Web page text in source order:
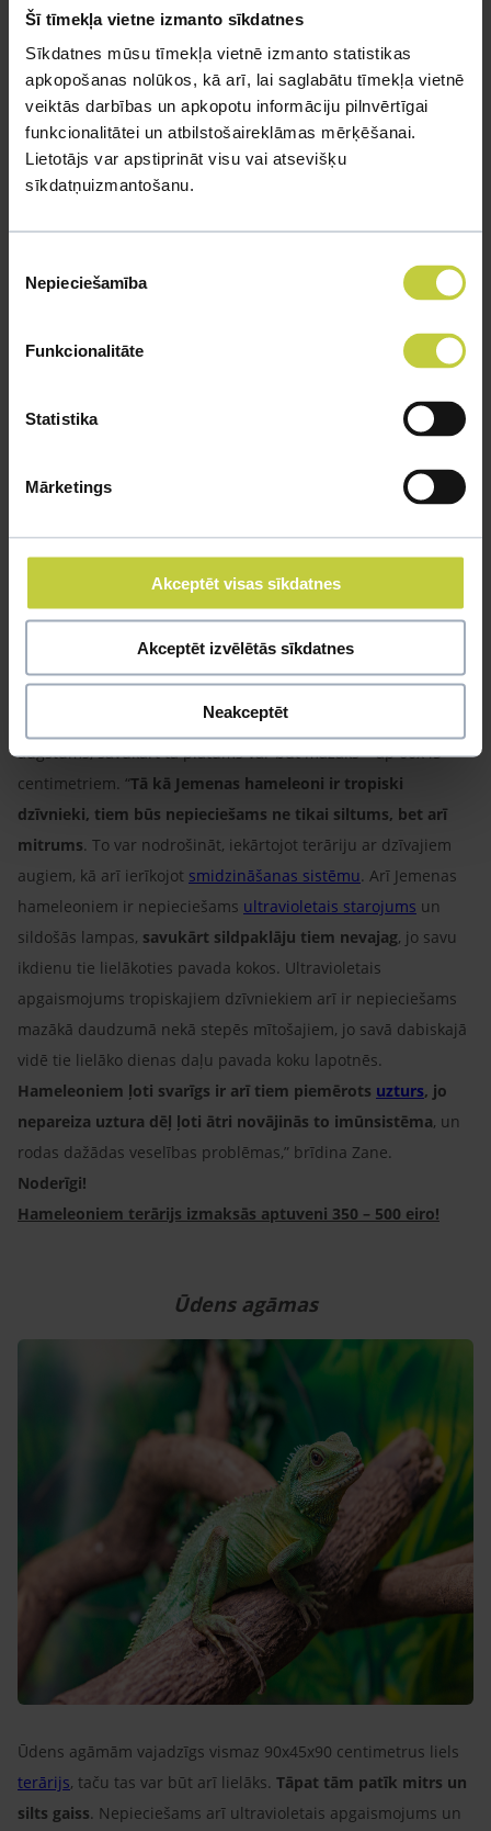
Šī tīmekļa vietne izmanto sīkdatnes
Sīkdatnes mūsu tīmekļa vietnē izmanto statistikas
apkopošanas nolūkos, kā arī, lai saglabātu tīmekļa vietnē
veiktās darbības un apkopotu informāciju pilnvērtīgai
funkcionalitātei un atbilstošaireklāmas mērķēšanai.
Lietotājs var apstiprināt visu vai atsevišķu
sīkdatņuizmantošanu.
izvēle
Nepieciešamība
Funkcionalitāte
Statistika
Mārketings
Akceptēt visas sīkdatnes
Akceptēt izvēlētās sīkdatnes
Neakceptēt
TROPISKIE DZĪVNIEKI
Jemenas hameleons
turēt mājās, ir Jemenas hameleons.
vienam. Ja tomēr ir vēlme turēt divus, jāizvēlas mātītes un
jābūt lielam. Vienam tēviņam ieteicams 90x45
centimetru lielsterārijs, un tā augstumam jābūt vismaz 90
centimetru lielam. Mātītēm ir nepieciešams tāds pats terārija
augstums, savukārt tā platums var būt mazāks – ap 60x45
centimetriem. “Tā kā Jemenas hameleoni ir tropiski
dzīvnieki, tiem būs nepieciešams ne tikai siltums, bet arī
mitrums. To var nodrošināt, iekārtojot terāriju ar dzīvajiem
augiem, kā arī ierīkojot smidzināšanas sistēmu. Arī Jemenas
hameleoniem ir nepieciešams ultravioletais starojums un
sildošās lampas, savukārt sildpaklāju tiem nevajag, jo savu
ikdienu tie lielākoties pavada kokos. Ultravioletais
apgaismojums tropiskajiem dzīvniekiem arī ir nepieciešams
mazākā daudzumā nekā stepēs mītošajiem, jo savā dabiskajā
vidē tie lielāko dienas daļu pavada koku lapotnēs.
Hameleoniem ļoti svarīgs ir arī tiem piemērots uzturs, jo
nepareiza uztura dēļ ļoti ātri novājinās to imūnsistēma, un
rodas dažādas veselības problēmas,” brīdina Zane.
Noderīgi!
Hameleoniem terārijs izmaksās aptuveni 350 – 500 eiro!
Ūdens agāmas
Ūdens agāmām vajadzīgs vismaz 90x45x90 centimetrus liels
terārijs, taču tas var būt arī lielāks. Tāpat tām patīk mitrs un
silts gaiss. Nepieciešams arī ultravioletais apgaismojums un